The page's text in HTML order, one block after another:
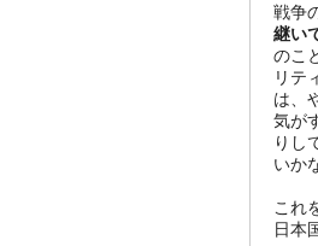
戦争
継い
のこ
リテ
は、
気が
りし
いか
これ
日本